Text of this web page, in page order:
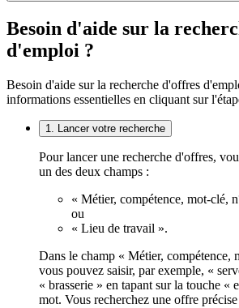
Besoin d'aide sur la
d'emploi ?
Besoin d'aide sur la recherche d'offres
informations essentielles en cliquant sur
1. Lancer votre recherche
Pour lancer une recherche d'offres,
un des deux champs :
« Métier, compétence, mot-clé,
ou
« Lieu de travail ».
Dans le champ « Métier, compétence,
vous pouvez saisir, par exemple, «
« brasserie » en tapant sur la touche «
mot. Vous recherchez une offre précise